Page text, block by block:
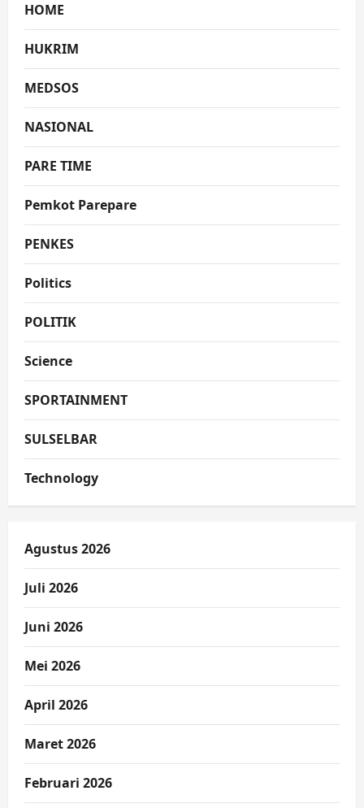
HOME
HUKRIM
MEDSOS
NASIONAL
PARE TIME
Pemkot Parepare
PENKES
Politics
POLITIK
Science
SPORTAINMENT
SULSELBAR
Technology
Agustus 2026
Juli 2026
Juni 2026
Mei 2026
April 2026
Maret 2026
Februari 2026